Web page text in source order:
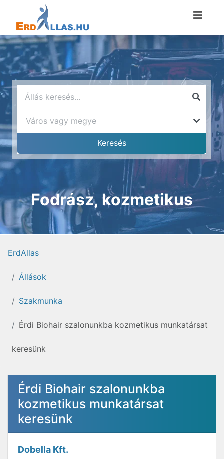
Fodrász, kozmetikus
ErdAllas
Állások
Szakmunka
Érdi Biohair szalonunkba kozmetikus munkatársat
keresünk
Érdi Biohair szalonunkba
kozmetikus munkatársat
keresünk
Dobella Kft.